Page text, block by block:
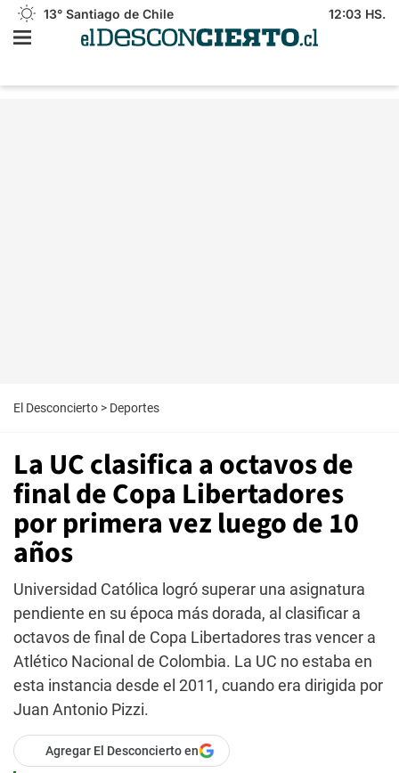
13° Santiago de Chile 12:03 HS.
El Desconcierto > Deportes
La UC clasifica a octavos de
final de Copa Libertadores
por primera vez luego de 10
años
Universidad Católica logró superar una asignatura
pendiente en su época más dorada, al clasificar a
octavos de final de Copa Libertadores tras vencer a
Atlético Nacional de Colombia. La UC no estaba en
esta instancia desde el 2011, cuando era dirigida por
Juan Antonio Pizzi.
Agregar El Desconcierto en